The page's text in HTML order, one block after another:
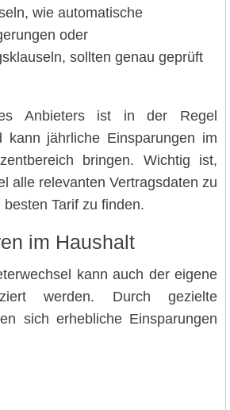
wie automatische
oder
sollten genau geprüft
Anbieters ist in der Regel
kann jährliche Einsparungen im
bringen. Wichtig ist,
alle relevanten Vertragsdaten zu
Tarif zu finden.
im Haushalt
kann auch der eigene
werden. Durch gezielte
sich erhebliche Einsparungen